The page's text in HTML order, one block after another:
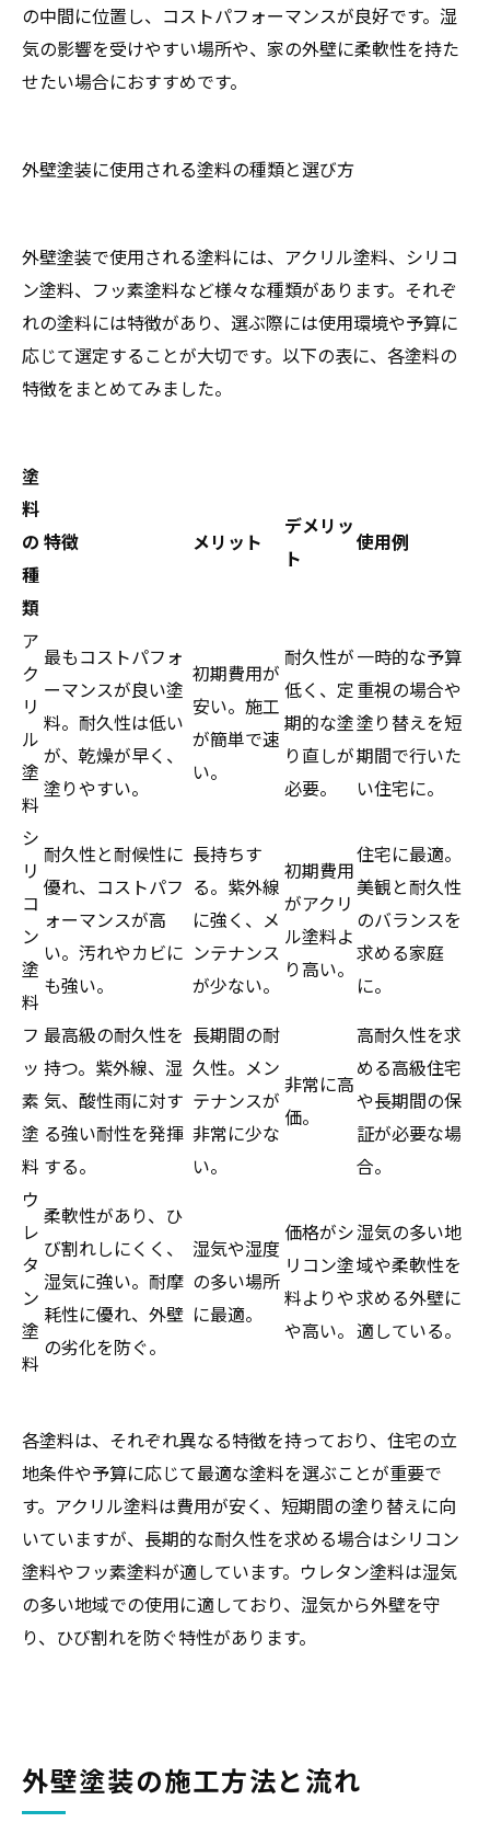
の中間に位置し、コストパフォーマンスが良好です。湿
気の影響を受けやすい場所や、家の外壁に柔軟性を持た
せたい場合におすすめです。
外壁塗装に使用される塗料の種類と選び方
外壁塗装で使用される塗料には、アクリル塗料、シリコ
ン塗料、フッ素塗料など様々な種類があります。それぞ
れの塗料には特徴があり、選ぶ際には使用環境や予算に
応じて選定することが大切です。以下の表に、各塗料の
特徴をまとめてみました。
塗
料
の
種
類
特徴 メリット
デメリッ
ト
使用例
ア
ク
リ
ル
塗
料
最もコストパフォ
ーマンスが良い塗
料。耐久性は低い
が、乾燥が早く、
塗りやすい。
初期費用が
安い。施工
が簡単で速
い。
耐久性が
低く、定
期的な塗
り直しが
必要。
一時的な予算
重視の場合や
塗り替えを短
期間で行いた
い住宅に。
シ
リ
コ
ン
塗
料
耐久性と耐候性に
優れ、コストパフ
ォーマンスが高
い。汚れやカビに
も強い。
長持ちす
る。紫外線
に強く、メ
ンテナンス
が少ない。
初期費用
がアクリ
ル塗料よ
り高い。
住宅に最適。
美観と耐久性
のバランスを
求める家庭
に。
フ
ッ
素
塗
料
最高級の耐久性を
持つ。紫外線、湿
気、酸性雨に対す
る強い耐性を発揮
する。
長期間の耐
久性。メン
テナンスが
非常に少な
い。
非常に高
価。
高耐久性を求
める高級住宅
や長期間の保
証が必要な場
合。
ウ
レ
タ
ン
塗
料
柔軟性があり、ひ
び割れしにくく、
湿気に強い。耐摩
耗性に優れ、外壁
の劣化を防ぐ。
湿気や湿度
の多い場所
に最適。
価格がシ
リコン塗
料よりや
や高い。
湿気の多い地
域や柔軟性を
求める外壁に
適している。
各塗料は、それぞれ異なる特徴を持っており、住宅の立
地条件や予算に応じて最適な塗料を選ぶことが重要で
す。アクリル塗料は費用が安く、短期間の塗り替えに向
いていますが、長期的な耐久性を求める場合はシリコン
塗料やフッ素塗料が適しています。ウレタン塗料は湿気
の多い地域での使用に適しており、湿気から外壁を守
り、ひび割れを防ぐ特性があります。
外壁塗装の施工方法と流れ